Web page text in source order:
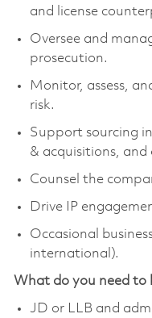
and license
Oversee and
prosecution.
Monitor, assess,
risk.
Support sourcing
& acquisitions, and
Counsel the
Drive IP
Occasional
international).
What do you need to
JD or LLB and